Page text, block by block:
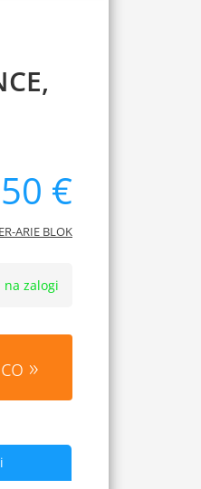
€
ARIE BLOK
na zalogi